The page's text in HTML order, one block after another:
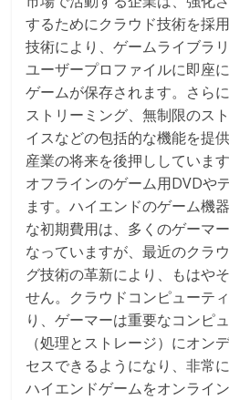
するためにクラウド技術を採
技術により、ゲームライブラ
ユーザープロファイルに即座
ゲームが保存されます。さら
ストリーミング、無制限のス
イスなどの包括的な機能を提
産業の将来を後押ししていま
オフラインのゲーム用DVDや
ます。ハイエンドのゲーム機
な初期費用は、多くのゲーマ
なっていますが、最近のクラ
グ技術の革新により、もはや
せん。クラウドコンピューテ
り、ゲーマーは重要なコンピ
（処理とストレージ）にオン
セスできるようになり、非常
ハイエンドゲームをオンライ